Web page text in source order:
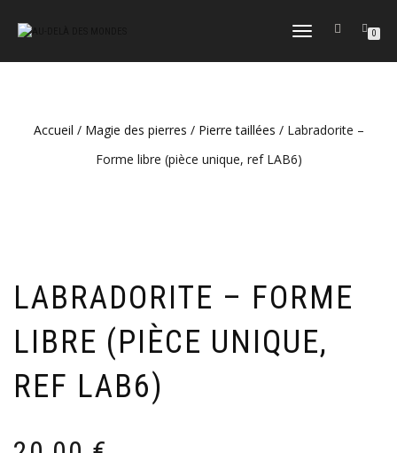
DÉPLIER
NAVIGATION
0
Accueil / Magie des pierres / Pierre taillées / Labradorite –
Forme libre (pièce unique, ref LAB6)
LABRADORITE – FORME
LIBRE (PIÈCE UNIQUE,
REF LAB6)